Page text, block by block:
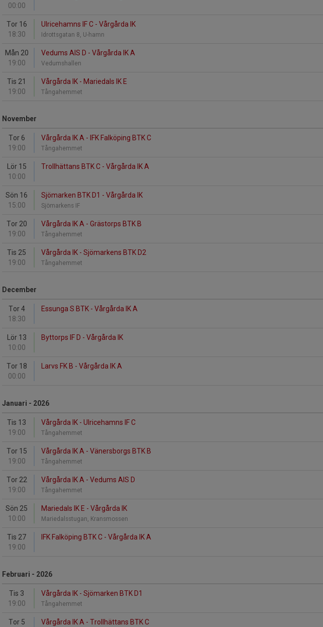
00:00
Tor 16
18:30
Ulricehamns IF C - Vårgårda IK
Idrottsgatan 8, U-hamn
Mån 20
19:00
Vedums AIS D - Vårgårda IK A
Vedumshallen
Tis 21
19:00
Vårgårda IK - Mariedals IK E
Tångahemmet
November
Tor 6
19:00
Vårgårda IK A - IFK Falköping BTK C
Tångahemmet
Lör 15
10:00
Trollhättans BTK C - Vårgårda IK A
Sön 16
15:00
Sjömarken BTK D1 - Vårgårda IK
Sjömarkens IF
Tor 20
19:00
Vårgårda IK A - Grästorps BTK B
Tångahemmet
Tis 25
19:00
Vårgårda IK - Sjömarkens BTK D2
Tångahemmet
December
Tor 4
18:30
Essunga S BTK - Vårgårda IK A
Lör 13
10:00
Byttorps IF D - Vårgårda IK
Tor 18
00:00
Larvs FK B - Vårgårda IK A
Januari - 2026
Tis 13
19:00
Vårgårda IK - Ulricehamns IF C
Tångahemmet
Tor 15
19:00
Vårgårda IK A - Vänersborgs BTK B
Tångahemmet
Tor 22
19:00
Vårgårda IK A - Vedums AIS D
Tångahemmet
Sön 25
10:00
Mariedals IK E - Vårgårda IK
Mariedalsstugan, Kransmossen
Tis 27
19:00
IFK Falköping BTK C - Vårgårda IK A
Februari - 2026
Tis 3
19:00
Vårgårda IK - Sjömarken BTK D1
Tångahemmet
Tor 5
Vårgårda IK A - Trollhättans BTK C